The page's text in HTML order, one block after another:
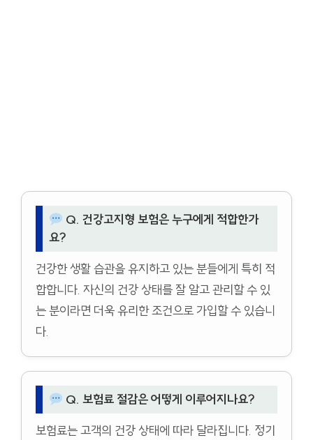
Q. 건강고지형 보험은 누구에게 적합한가
요?
건강한 생활 습관을 유지하고 있는 분들에게 특히 적
합합니다. 자신의 건강 상태를 잘 알고 관리할 수 있
는 분이라면 더욱 유리한 조건으로 가입할 수 있습니
다.
Q. 보험료 절감은 어떻게 이루어지나요?
보험료는 고객의 건강 상태에 따라 달라집니다. 정기